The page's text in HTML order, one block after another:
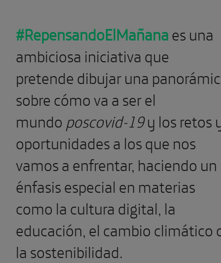
#RepensandoElMañanaes una
ambiciosa iniciativa que
pretende dibujar una
sobre cómo va a ser el
mundo poscovid-19y los retos
oportunidades a los que nos
vamos a enfrentar, haciendo un
énfasis especial en materias
como la cultura digital, la
educación, el cambio climático
la sostenibilidad.